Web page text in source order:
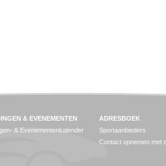
& EVENEMENTEN
& Evenementenkalender
ADRESBOEK
Sportaanbieders
Contact opnemen met